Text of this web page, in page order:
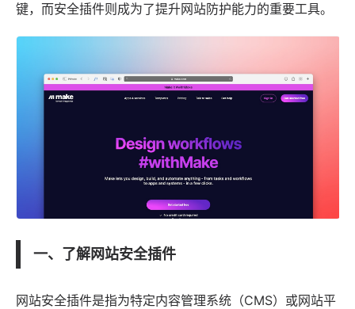
键，而安全插件则成为了提升网站防护能力的重要工具。
一、了解网站安全插件
网站安全插件是指为特定内容管理系统 （CMS）或网站平